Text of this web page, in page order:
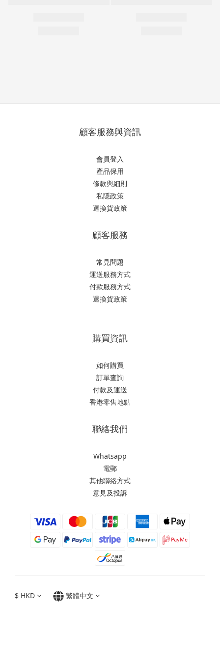
顧客服務與資訊
會員登入
產品保用
條款與細則
私隱政策
退換貨政策
顧客服務
常見問題
運送服務方式
付款服務方式
退換貨政策
購買資訊
如何購買
訂單查詢
付款及運送
香港零售地點
聯絡我們
Whatsapp
電郵
其他聯絡方式
意見及投訴
$ HKD 繁體中文